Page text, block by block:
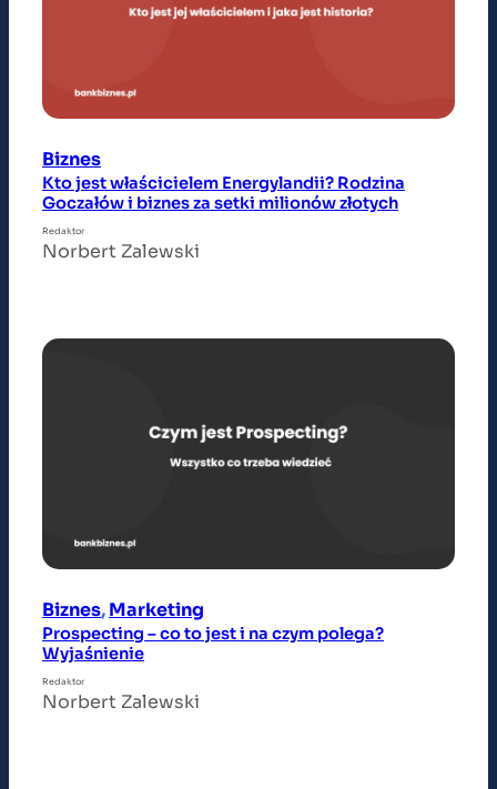
Biznes
Kto jest właścicielem Energylandii? Rodzina
Goczałów i biznes za setki milionów złotych
Redaktor
Norbert Zalewski
Biznes, Marketing
Prospecting – co to jest i na czym polega?
Wyjaśnienie
Redaktor
Norbert Zalewski